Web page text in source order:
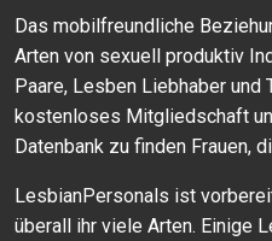
Das mobilfreundliche
Arten von sexuell produktiv
Paare, Lesben Liebhaber und
kostenloses Mitgliedschaft
Datenbank zu finden Frauen,
LesbianPersonals ist
überall ihr viele Arten. Einige